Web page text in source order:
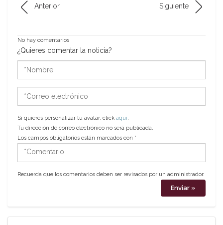
Anterior Siguiente
No hay comentarios
¿Quieres comentar la noticia?
*Nombre
*Correo
electrónico
Si quieres personalizar tu avatar, click aquí.
Tu dirección de correo electrónico no será publicada.
Los campos obligatorios están marcados con *
*Comentario
Recuerda que los comentarios deben ser revisados por un administrador.